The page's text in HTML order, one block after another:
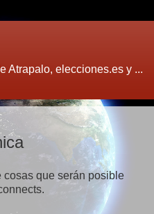
Atrapalo, elecciones.es y ...
que serán posible